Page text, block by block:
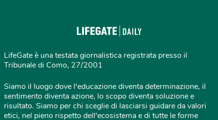
LifeGate è una testata giornalistica registrata presso il
Tribunale di Como, 27/2001
Siamo il luogo dove l'educazione diventa determinazione, il
sentimento diventa azione, lo scopo diventa soluzione e
risultato. Siamo per chi sceglie di lasciarsi guidare da valori
etici, nel pieno rispetto dell'ecosistema e di tutte le forme